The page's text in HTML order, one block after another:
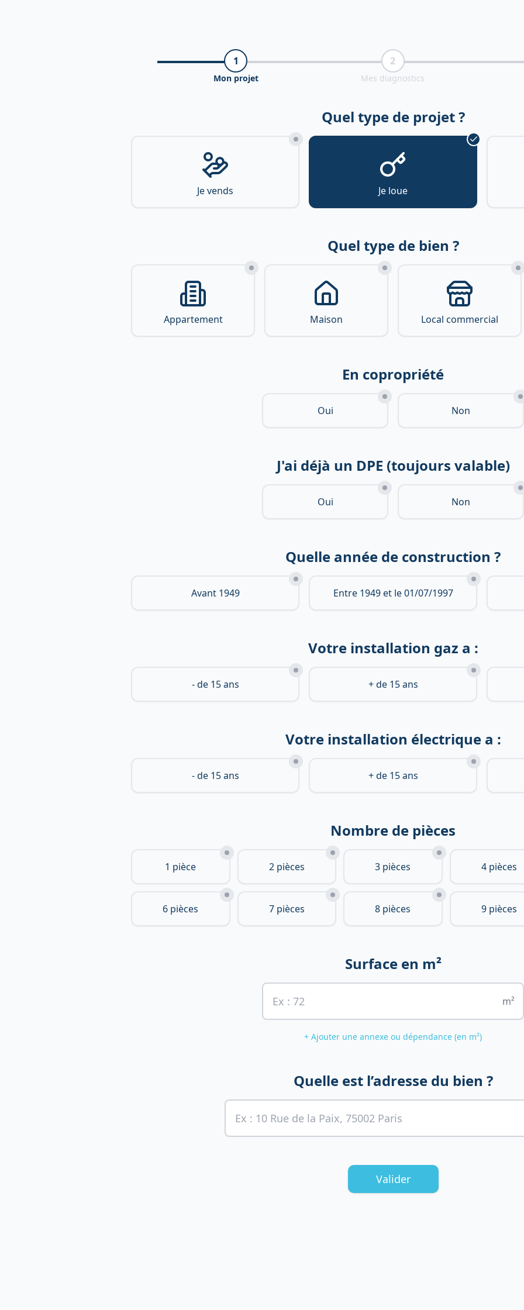
1
Mon projet
2
Mes diagnostics
Quel type de projet ?
Je vends Je loue
Quel type de bien ?
Appartement Maison Local commercial
En copropriété
Oui Non
J'ai déjà un DPE (toujours valable)
Oui Non
Quelle année de construction ?
Avant 1949 Entre 1949 et le 01/07/1997
Votre installation gaz a :
- de 15 ans + de 15 ans
Votre installation électrique a :
- de 15 ans + de 15 ans
Nombre de pièces
1 pièce 2 pièces 3 pièces 4 pièces
6 pièces 7 pièces 8 pièces 9 pièces
Surface en m²
m²
+ Ajouter une annexe ou dépendance (en m²)
Quelle est l’adresse du bien ?
Valider